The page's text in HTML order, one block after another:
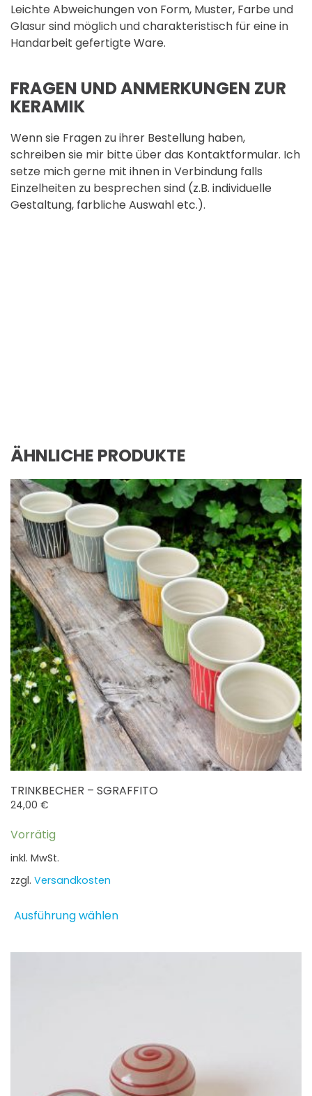
Leichte Abweichungen von Form, Muster, Farbe und
Glasur sind möglich und charakteristisch für eine in
Handarbeit gefertigte Ware.
FRAGEN UND ANMERKUNGEN ZUR
KERAMIK
Wenn sie Fragen zu ihrer Bestellung haben,
schreiben sie mir bitte über das Kontaktformular. Ich
setze mich gerne mit ihnen in Verbindung falls
Einzelheiten zu besprechen sind (z.B. individuelle
Gestaltung, farbliche Auswahl etc.).
ÄHNLICHE PRODUKTE
TRINKBECHER – SGRAFFITO
24,00 €
Vorrätig
inkl. MwSt.
zzgl. Versandkosten
Ausführung wählen
mehrere
auf
der
Produktseite